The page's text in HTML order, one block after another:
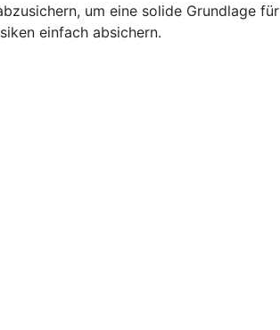
um eine solide Grundlage
einfach absichern.